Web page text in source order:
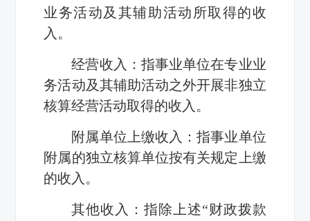
业务活动及其辅助活动所取得的收
入。
经营收入：指事业单位在专业业
务活动及其辅助活动之外开展非独立
核算经营活动取得的收入。
附属单位上缴收入：指事业单位
附属的独立核算单位按有关规定上缴
的收入。
其他收入：指除上述“财政拨款